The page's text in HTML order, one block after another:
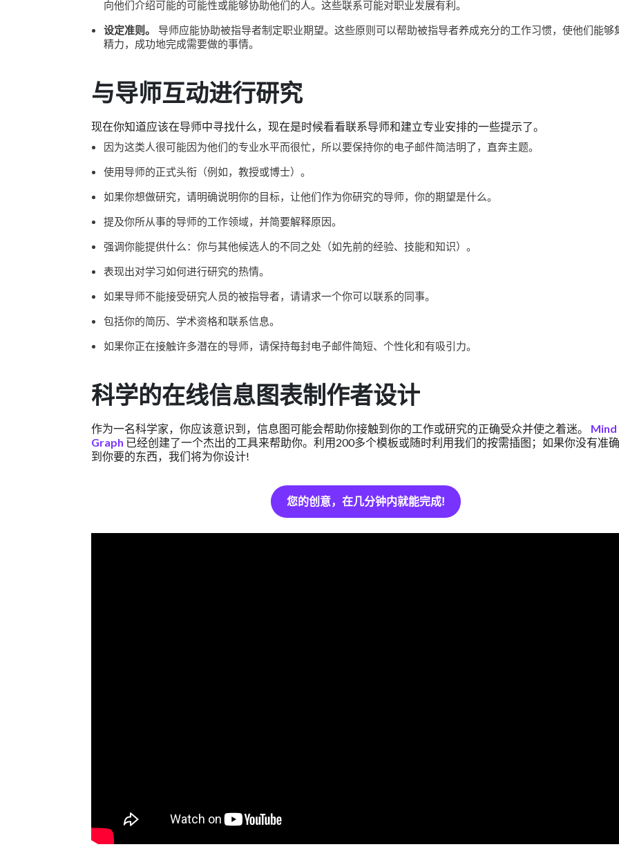
向他们介绍可能的可能性或能够协助他们的人。这些联系可能对职业发展有利。
设定准则。
导师应能协助被指导者制定职业期望。这些原则可以帮助被指导者养成充分的工作习惯，使他们能够
精力，成功地完成需要做的事情。
与导师互动进行研究
现在你知道应该在导师中寻找什么，现在是时候看看联系导师和建立专业安排的一些提示了。
因为这类人很可能因为他们的专业水平而很忙，所以要保持你的电子邮件简洁明了，直奔主题。
使用导师的正式头衔（例如，教授或博士）。
如果你想做研究，请明确说明你的目标，让他们作为你研究的导师，你的期望是什么。
提及你所从事的导师的工作领域，并简要解释原因。
强调你能提供什么：你与其他候选人的不同之处（如先前的经验、技能和知识）。
表现出对学习如何进行研究的热情。
如果导师不能接受研究人员的被指导者，请请求一个你可以联系的同事。
包括你的简历、学术资格和联系信息。
如果你正在接触许多潜在的导师，请保持每封电子邮件简短、个性化和有吸引力。
科学的在线信息图表制作者设计
作为一名科学家，你应该意识到，信息图可能会帮助你接触到你的工作或研究的正确受众并使之着迷。 Mind
Graph 已经创建了一个杰出的工具来帮助你。利用200多个模板或随时利用我们的按需插图；如果你没有准
到你要的东西，我们将为你设计!
您的创意，在几分钟内就能完成!